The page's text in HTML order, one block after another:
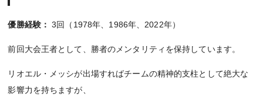
優勝経験： 3回（1978年、1986年、2022年）
前回大会王者として、勝者のメンタリティを保持しています。
リオエル・メッシが出場すればチームの精神的支柱として絶大な
影響力を持ちますが、